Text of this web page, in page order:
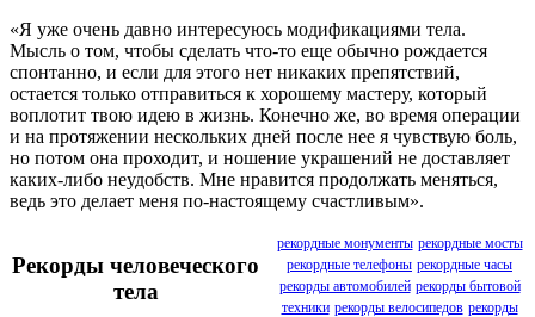
«Я уже очень давно интересуюсь модификациями тела.
Мысль о том, чтобы сделать что-то еще обычно рождается
спонтанно, и если для этого нет никаких препятствий,
остается только отправиться к хорошему мастеру, который
воплотит твою идею в жизнь. Конечно же, во время операции
и на протяжении нескольких дней после нее я чувствую боль,
но потом она проходит, и ношение украшений не доставляет
каких-либо неудобств. Мне нравится продолжать меняться,
ведь это делает меня по-настоящему счастливым».
Рекорды человеческого
тела
рекордные монументы рекордные мосты
рекордные телефоны рекордные часы
рекорды автомобилей рекорды бытовой
техники рекорды велосипедов рекорды